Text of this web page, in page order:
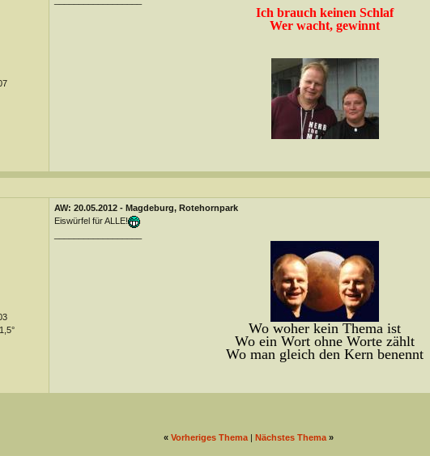
Ich brauch keinen Schlaf
Wer wacht, gewinnt
AW: 20.05.2012 - Magdeburg, Rotehornpark
Eiswürfel für ALLE!
Wo woher kein Thema ist
Wo ein Wort ohne Worte zählt
Wo man gleich den Kern benennt
« Vorheriges Thema | Nächstes Thema »